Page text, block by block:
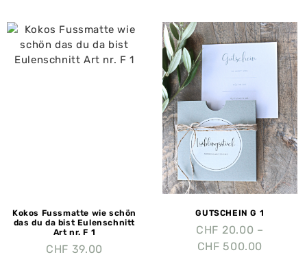
Kokos Fussmatte wie schön
das du da bist Eulenschnitt
Art nr. F 1
CHF 39.00
GUTSCHEIN G 1
CHF 20.00 –
CHF 500.00